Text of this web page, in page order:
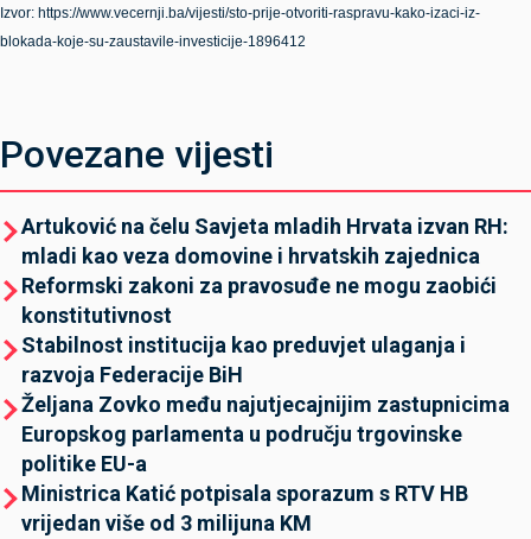
Izvor: https://www.vecernji.ba/vijesti/sto-prije-otvoriti-raspravu-kako-izaci-iz-
blokada-koje-su-zaustavile-investicije-1896412
Povezane vijesti
Artuković na čelu Savjeta mladih Hrvata izvan RH:
mladi kao veza domovine i hrvatskih zajednica
Reformski zakoni za pravosuđe ne mogu zaobići
konstitutivnost
Stabilnost institucija kao preduvjet ulaganja i
razvoja Federacije BiH
Željana Zovko među najutjecajnijim zastupnicima
Europskog parlamenta u području trgovinske
politike EU-a
Ministrica Katić potpisala sporazum s RTV HB
vrijedan više od 3 milijuna KM